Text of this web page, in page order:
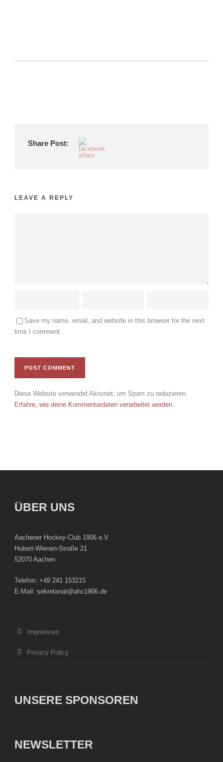
Share Post:
LEAVE A REPLY
Save my name, email, and website in this browser for the next
time I comment.
Diese Website verwendet Akismet, um Spam zu reduzieren.
Erfahre, wie deine Kommentardaten verarbeitet werden.
ÜBER UNS
Aachener Hockey-Club 1906 e.V.
Hubert-Wienen-Straße 21
52070 Aachen
Telefon: +49 241 153215
E-Mail: sekretariat@ahc1906.de
Impressum
Privacy Policy
UNSERE SPONSOREN
NEWSLETTER